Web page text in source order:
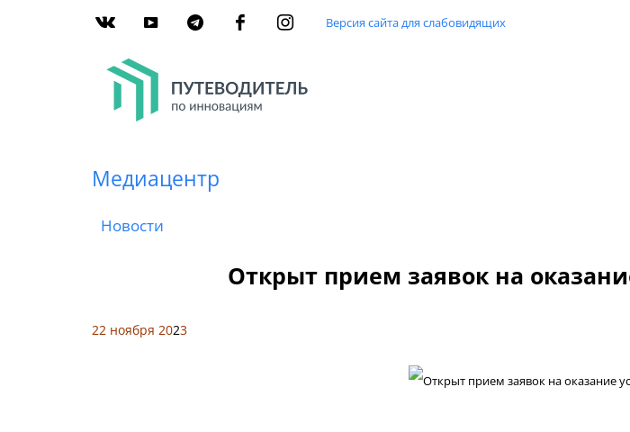
Версия сайта для слабовидящих
Медиацентр
Новости
Открыт прием заявок на
22 ноября 2023